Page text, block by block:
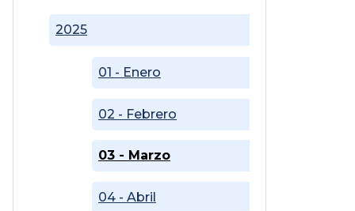
2025
01 - Enero
02 - Febrero
03 - Marzo
04 - Abril